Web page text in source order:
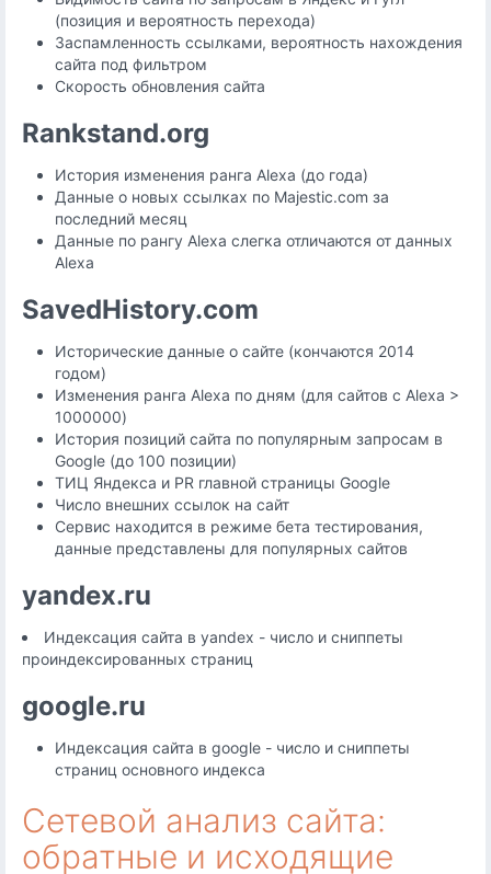
(позиция и вероятность перехода)
Заспамленность ссылками, вероятность нахождения
сайта под фильтром
Скорость обновления сайта
Rankstand.org
История изменения ранга Alexa (до года)
Данные о новых ссылках по Majestic.com за
последний месяц
Данные по рангу Alexa слегка отличаются от данных
Alexa
SavedHistory.com
Исторические данные о сайте (кончаются 2014
годом)
Изменения ранга Alexa по дням (для сайтов с Alexa >
1000000)
История позиций сайта по популярным запросам в
Google (до 100 позиции)
ТИЦ Яндекса и PR главной страницы Google
Число внешних ссылок на сайт
Сервис находится в режиме бета тестирования,
данные представлены для популярных сайтов
yandex.ru
Индексация сайта в yandex - число и сниппеты
проиндексированных страниц
google.ru
Индексация сайта в google - число и сниппеты
страниц основного индекса
Сетевой анализ сайта:
обратные и исходящие